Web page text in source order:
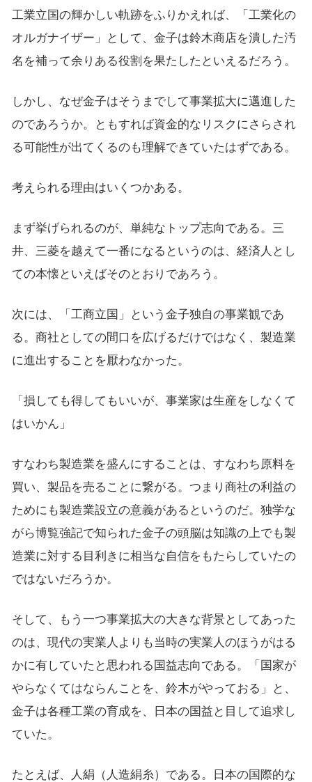
工業立国の輝かしい軌跡をふりかえれば、「工業化の
オルガナイザー」として、金子は鈴木商店を潰した汚
名を補って余りある役割を果たしたといえるだろう。
しかし、なぜ金子はそうまでして事業拡大に邁進した
のであろうか。ともすれば資金的なリスクにさらされ
る可能性が出てくるのも理解できていたはずである。
考えられる理由はいくつかある。
まず挙げられるのが、単純なトップ志向である。三
井、三菱を越えて一番になるというのは、経済人とし
ての本懐といえばそのとおりであろう。
次には、「工商立国」という金子独自の事業観であ
る。商社としての間口を広げるだけではなく、製造業
に進出することを厭わなかった。
「損しても得してもいいが、事業家は生産をしなくて
はいかん」
すなわち製造業を盛んにすることは、すなわち原料を
買い、製品を売ることに繋がる。つまり商社の利益の
ためにも製造業設立の意義があるというのだ。独学な
がら博覧強記で知られた金子の頭脳は知識の上でも製
造業に対する目利きに相当な自信をもたらしていたの
ではないだろうか。
そして、もう一つ事業拡大の大きな背景としてあった
のは、現代の実業人よりも当時の実業人のほうがはる
かに有していたと思われる国益志向である。「国家が
やらなくてはならんことを、鈴木がやっておる」と、
金子は各種工業の育成を、日本の国益と目して追求し
ていた。
たとえば、人絹（人造絹糸）である。日本の国際的な